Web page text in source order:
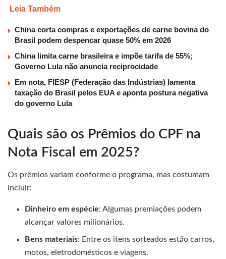
Leia Também
China corta compras e exportações de carne bovina do
Brasil podem despencar quase 50% em 2026
China limita carne brasileira e impõe tarifa de 55%;
Governo Lula não anuncia reciprocidade
Em nota, FIESP (Federação das Indústrias) lamenta
taxação do Brasil pelos EUA e aponta postura negativa
do governo Lula
Quais são os Prêmios do CPF na
Nota Fiscal em 2025?
Os prêmios variam conforme o programa, mas costumam
incluir:
Dinheiro em espécie: Algumas premiações podem
alcançar valores milionários.
Bens materiais: Entre os itens sorteados estão carros,
motos, eletrodomésticos e viagens.